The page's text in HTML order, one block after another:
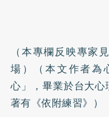
（本專欄反映專家
場）（本文作者為
心」，畢業於台大心
著有《依附練習》）